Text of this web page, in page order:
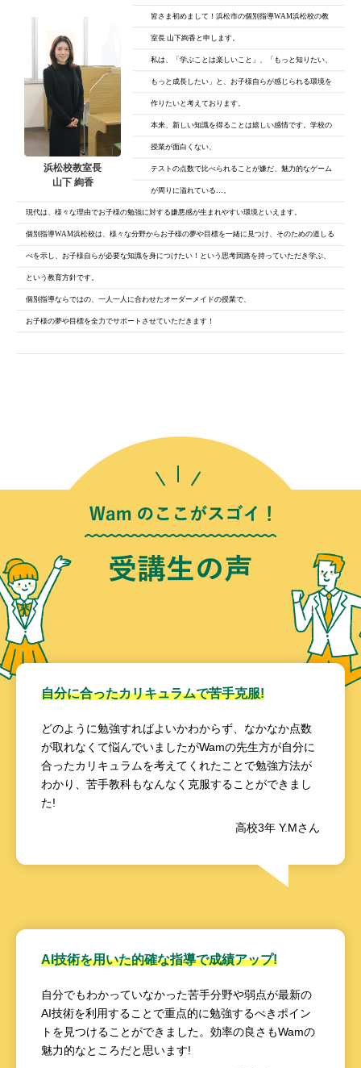
浜松校教室長
山下 絢香
皆さま初めまして！浜松市の個別指導WAM浜松校の教
室長 山下絢香と申します。
私は、「学ぶことは楽しいこと」、「もっと知りたい、
もっと成長したい」と、 お子様自らが感じられる環境を
作りたいと考えております。
本来、新しい知識を得ることは嬉しい感情です。学校の
授業が面白くない、
テストの点数で比べられることが嫌だ、魅力的なゲーム
が周りに溢れている…。
現代は、様々な理由でお子様の勉強に対する嫌悪感が生まれやすい環境といえます。
個別指導WAM浜松校は、様々な分野からお子様の夢や目標を一緒に見つけ、そのための道しる
べを示し、お子様自らが必要な知識を身につけたい！という思考回路を持っていただき学ぶ、
という教育方針です。
個別指導ならではの、一人一人に合わせたオーダーメイドの授業で、
お子様の夢や目標を全力でサポートさせていただきます！
自分に合ったカリキュラムで苦手克服!
どのように勉強すればよいかわからず、なかなか点数
が取れなくて悩んでいましたがWamの先生方が自分に
合ったカリキュラムを考えてくれたことで勉強方法が
わかり、苦手教科もなんなく克服することができまし
た!
高校3年 Y.Mさん
AI技術を用いた的確な指導で成績アップ!
自分でもわかっていなかった苦手分野や弱点が最新の
AI技術を利用することで重点的に勉強するべきポイン
トを見つけることができました。効率の良さもWamの
魅力的なところだと思います!